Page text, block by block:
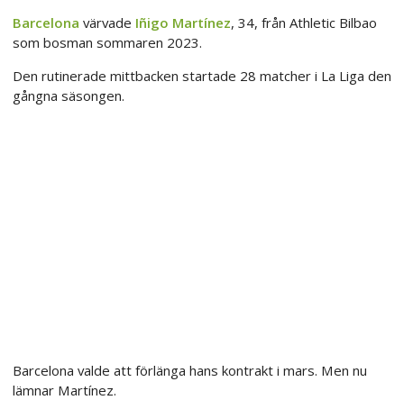
Barcelona värvade Iñigo Martínez, 34, från Athletic Bilbao
som bosman sommaren 2023.
Den rutinerade mittbacken startade 28 matcher i La Liga den
gångna säsongen.
Barcelona valde att förlänga hans kontrakt i mars. Men nu
lämnar Martínez.